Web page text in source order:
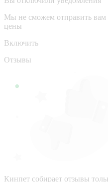
Мы не сможем отправить вам
цены
Включить
Отзывы
Кинпет собирает отзывы